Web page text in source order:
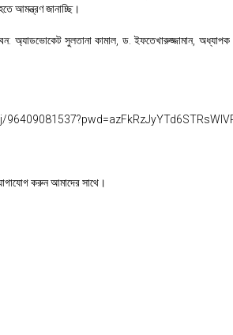
আমন্ত্রণ জানাচ্ছি।
অ্যাডভোকেট সুলতানা কামাল, ড. ইফতেখারুজ্জামান,
করুন আমাদের সাথে।